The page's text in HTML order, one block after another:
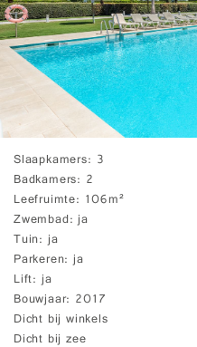
Slaapkamers 3
Badkamers 2
Leefruimte 106m²
Zwembad ja
Tuin ja
Parkeren ja
Lift ja
Bouwjaar 2017
Dicht bij winkels
Dicht bij zee